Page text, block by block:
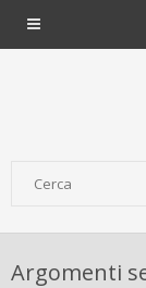
Argomenti